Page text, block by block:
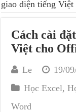
giao diện tiếng
Cách cài
Việt cho
Le
19/
Học Excel,
Word